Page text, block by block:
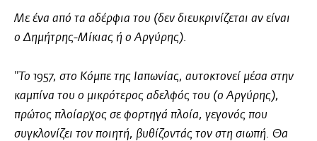
Με ένα από τα αδέρφια του (δεν διευκρινίζεται αν είναι
ο Δημήτρης-Μίκιας ή ο Αργύρης).
"Το 1957, στο Κόμπε της Ιαπωνίας, αυτοκτονεί μέσα στην
καμπίνα του ο μικρότερος αδελφός του (ο Αργύρης),
πρώτος πλοίαρχος σε φορτηγά πλοία, γεγονός που
συγκλονίζει τον ποιητή, βυθίζοντάς τον στη σιωπή. Θα